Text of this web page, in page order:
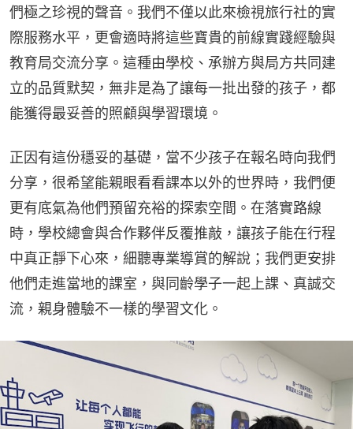
們極之珍視的聲音。我們不僅以此來檢視旅行社的實
際服務水平，更會適時將這些寶貴的前線實踐經驗與
教育局交流分享。這種由學校、承辦方與局方共同建
立的品質默契，無非是為了讓每一批出發的孩子，都
能獲得最妥善的照顧與學習環境。
正因有這份穩妥的基礎，當不少孩子在報名時向我們
分享，很希望能親眼看看課本以外的世界時，我們便
更有底氣為他們預留充裕的探索空間。在落實路線
時，學校總會與合作夥伴反覆推敲，讓孩子能在行程
中真正靜下心來，細聽專業導賞的解說；我們更安排
他們走進當地的課室，與同齡學子一起上課、真誠交
流，親身體驗不一樣的學習文化。